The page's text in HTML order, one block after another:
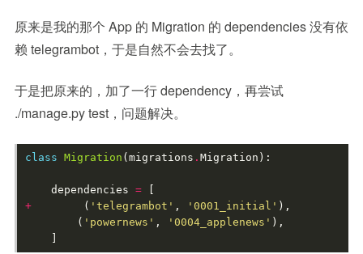
原来是我的那个 App 的 Migration 的 dependencies 没有依
赖 telegrambot，于是自然不会去找了。
于是把原来的，加了一行 dependency，再尝试
./manage.py test，问题解决。
class Migration (migrations . Migration ):
dependencies =
[
+
( 'telegrambot' , '0001_initial' ),
( 'powernews' , '0004_applenews' ),
]